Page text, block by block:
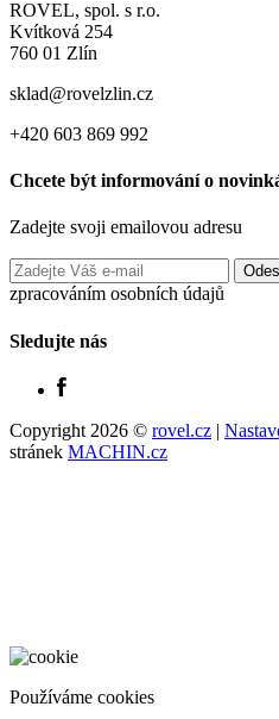
ROVEL, spol. s r.o.
Kvítková 254
760 01 Zlín
sklad@rovelzlin.cz
+420 603 869 992
Chcete být informování o
Zadejte svoji emailovou adresu
zpracováním osobních údajů
Sledujte nás
Copyright 2026 © rovel.cz |
stránek MACHIN.cz
Používáme cookies